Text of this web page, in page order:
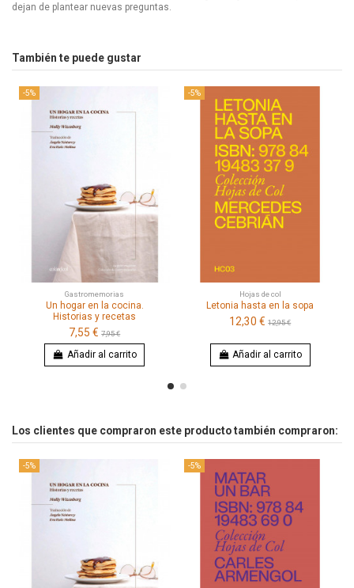
dejan de plantear nuevas preguntas.
También te puede gustar
-5%
Gastromemorias
Un hogar en la cocina.
Historias y recetas
7,55 €7,95 €
Añadir al carrito
-5%
Hojas de col
Letonia hasta en la sopa
12,30 €12,95 €
Añadir al carrito
Los clientes que compraron este producto también compraron:
-5% -5%